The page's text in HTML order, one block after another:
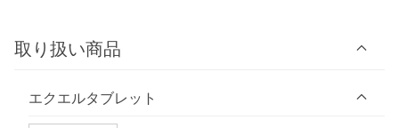
取り扱い商品
エクエルタブレット